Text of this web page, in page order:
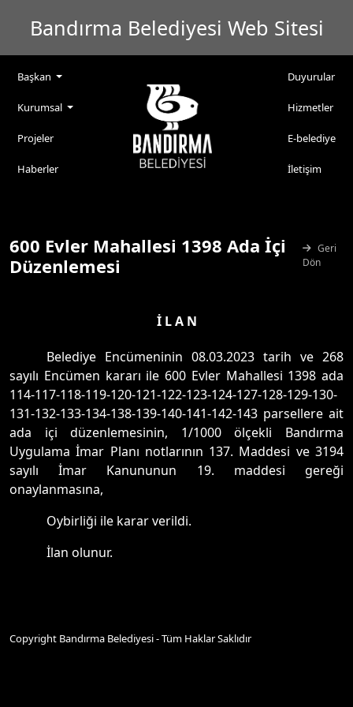
Bandırma Belediyesi Web Sitesi
Başkan
Kurumsal
Projeler
Haberler
Duyurular
Hizmetler
E-belediye
İletişim
600 Evler Mahallesi 1398 Ada İçi
Düzenlemesi
Geri
Dön
İ L A N
Belediye Encümeninin 08.03.2023 tarih ve 268
sayılı Encümen kararı ile 600 Evler Mahallesi 1398 ada
114-117-118-119-120-121-122-123-124-127-128-129-130-
131-132-133-134-138-139-140-141-142-143 parsellere ait
ada içi düzenlemesinin, 1/1000 ölçekli Bandırma
Uygulama İmar Planı notlarının 137. Maddesi ve 3194
sayılı İmar Kanununun 19. maddesi gereği
onaylanmasına,
Oybirliği ile karar verildi.
İlan olunur.
Copyright Bandırma Belediyesi - Tüm Haklar Saklıdır